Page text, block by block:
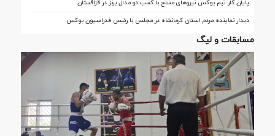
پایان کار تیم بوکس نیروهای مسلح با کسب دو مدال برنز در قزاقستان
دیدار نماینده مردم استان کرمانشاه در مجلس با رئیس فدراسیون بوکس
مسابقات و لیگ